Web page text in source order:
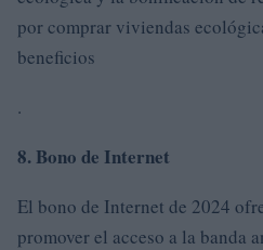
por comprar viviendas
beneficios
.
8. Bono de Internet
El bono de Internet de 2024
promover el acceso a la banda